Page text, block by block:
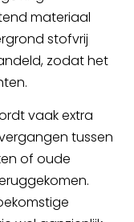
materiaal
stofvrij
zodat het
vaak extra
tussen
of oude